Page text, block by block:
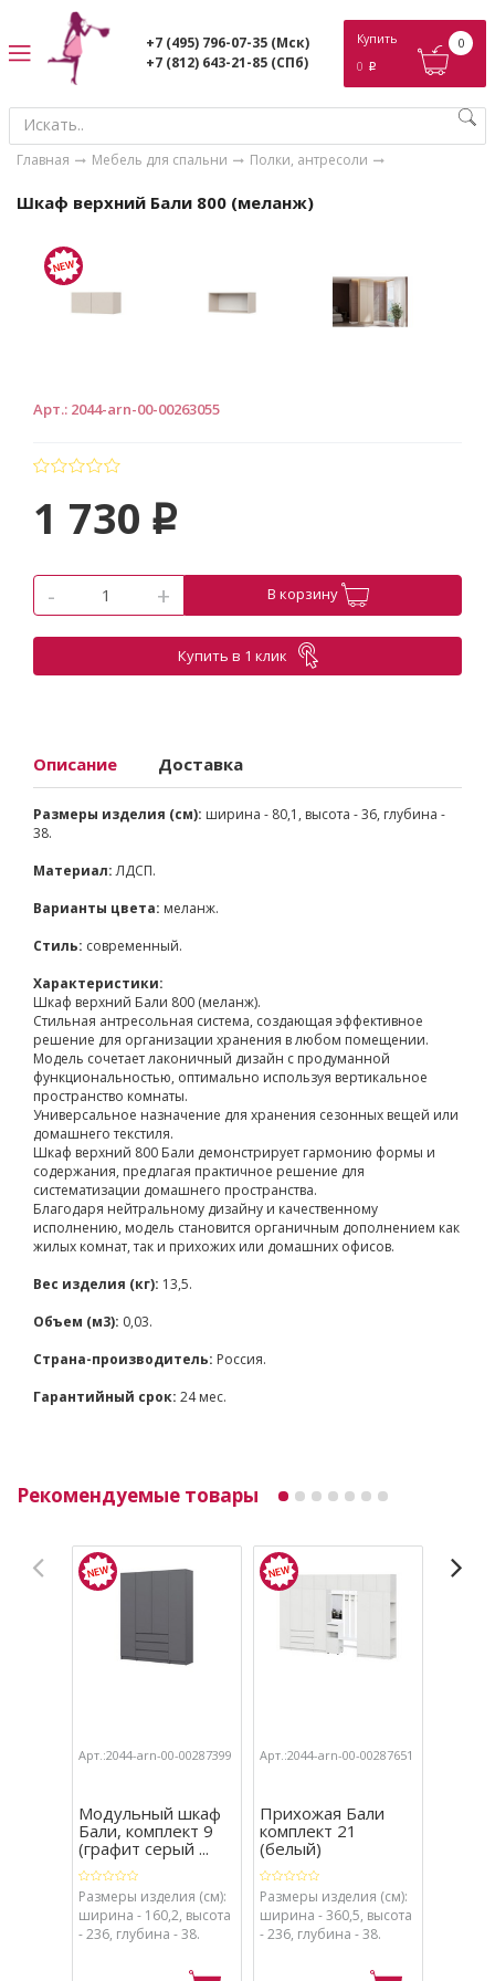
+7 (495) 796-07-35 (Мск)
+7 (812) 643-21-85 (СПб)
Купить
0 p
0
Главная Мебель для спальни Полки, антресоли
Шкаф верхний Бали 800 (меланж)
Арт.: 2044-arn-00-00263055
1 730 p
- + В корзину
Купить в 1 клик
Описание Доставка
Размеры изделия (см): ширина - 80,1, высота - 36, глубина -
38.
Материал:ЛДСП.
Варианты цвета: меланж.
Стиль: современный.
Характеристики:
Шкаф верхний Бали 800 (меланж).
Стильная антресольная система, создающая эффективное
решение для организации хранения в любом помещении.
Модель сочетает лаконичный дизайн с продуманной
функциональностью, оптимально используя вертикальное
пространство комнаты.
Универсальное назначение для хранения сезонных вещей или
домашнего текстиля.
Шкаф верхний 800 Бали демонстрирует гармонию формы и
содержания, предлагая практичное решение для
систематизации домашнего пространства.
Благодаря нейтральному дизайну и качественному
исполнению, модель становится органичным дополнением как
жилых комнат, так и прихожих или домашних офисов.
Вес изделия (кг): 13,5.
Объем (м3): 0,03.
Страна-производитель: Россия.
Гарантийный срок: 24 мес.
Рекомендуемые товары
Арт.:2044-arn-00-00287399
Модульный шкаф
Бали, комплект 9
(графит серый ...
Размеры изделия (см):
ширина - 160,2, высота
- 236, глубина - 38.
Арт.:2044-arn-00-00287651
Прихожая Бали
комплект 21
(белый)
Размеры изделия (см):
ширина - 360,5, высота
- 236, глубина - 38.